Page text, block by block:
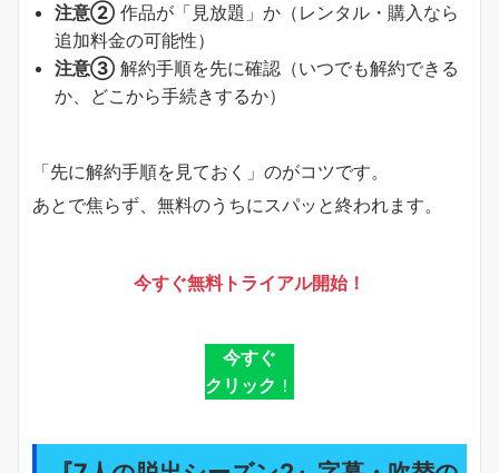
注意② 作品が「見放題」か（レンタル・購入なら
追加料金の可能性）
注意③ 解約手順を先に確認（いつでも解約できる
か、どこから手続きするか）
「先に解約手順を見ておく」のがコツです。
あとで焦らず、無料のうちにスパッと終われます。
今すぐ無料トライアル開始！
今すぐ
クリック ！